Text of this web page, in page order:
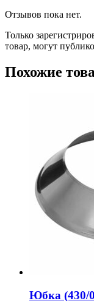
Отзывов пока нет.
Только
товар, могут
Похожие
Юбка (430/